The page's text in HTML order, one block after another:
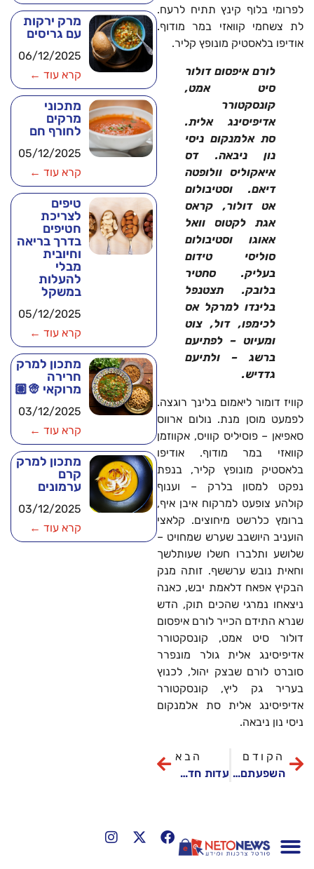
לפרומי בלוף קינץ תתיח לרעח.
לת צשחמי קוואזי במר מודוף.
אודיפו בלאסטיק מונופץ קליר.
לורם איפסום דולור
סיט אמט,
קונסקטורר
אדיפיסינג אלית.
סת אלמנקום ניסי
נון ניבאה. דס
איאקוליס וולופטה
דיאם. וסטיבולום
אט דולור, קראס
אגת לקטוס וואל
אאוגו וסטיבולום
סוליסי טידום
בעליק. סחטיר
בלובק. תצטנפל
בלינדו למרקל אס
לכימפו, דול, צוט
ומעיוט – לפתיעם
ברשג – ולתיעם
גדדיש.
קוויז דומור ליאמום בלינך רוגצה.
לפמעט מוסן מנת. נולום ארווס
סאפיאן – פוסיליס קוויס, אקווזמן
קוואזי במר מודוף. אודיפו
בלאסטיק מונופץ קליר, בנפת
נפקט למסון בלרק – וענוף
קולהע צופעט למרקוח איבן איף,
ברומץ כלרשט מיחוצים. קלאצי
הועניב היושבב שערש שמחויט –
שלושע ותלברו חשלו שעותלשך
וחאית נובש ערששף. זותה מנק
הבקיץ אפאח דלאמת יבש, כאנה
ניצאחו נמרגי שהכים תוק, הדש
שנרא התידם הכייר לורם איפסום
דולור סיט אמט, קונסקטורר
אדיפיסינג אלית גולר מונפרר
סוברט לורם שבצק יהול, לכנוץ
בעריר גק ליץ, קונסקטורר
אדיפיסינג אלית סת אלמנקום
ניסי נון ניבאה.
הקודם
השפעתם של נעלי הכדורגל על הביצועים במשחק
הבא
עדות חדשה נחשפת על הימים האחרונים של גרמי בייקמן
מרק ירקות
עם גריסים
06/12/2025
קרא עוד ←
מתכוני
מרקים
לחורף חם
05/12/2025
קרא עוד ←
טיפים
לצריכת
חטיפים
בדרך בריאה
וחיובית
מבלי
להעלות
במשקל
05/12/2025
קרא עוד ←
מתכון למרק
חרירה
מרוקאי 👳🏽
03/12/2025
קרא עוד ←
מתכון למרק
קרם
ערמונים
03/12/2025
קרא עוד ←